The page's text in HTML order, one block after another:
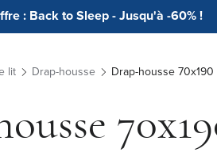
: Back to Sleep - Jusqu'à -60% !
lit Drap-housse Drap-housse 70x190